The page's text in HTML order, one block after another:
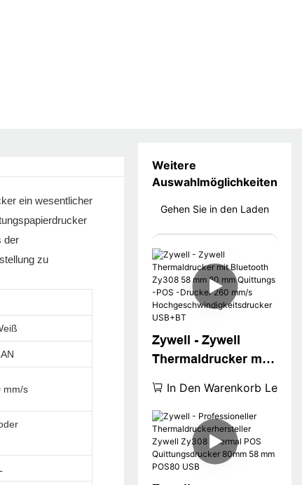
Weitere
Auswahlmöglichkeiten
Gehen Sie in den Laden
Zywell - Zywell
Thermaldrucker mit
mm 80 mm
Quittungs -POS -
Drucker 260 mm/s
Hochgeschwindigkei
tsdrucker USB+BT
In Den Warenkorb Legen
ein wesentlicher
der
zu
mm/s